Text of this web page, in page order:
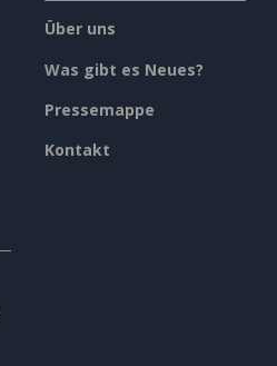
Über uns
Was gibt es Neues?
Pressemappe
Kontakt